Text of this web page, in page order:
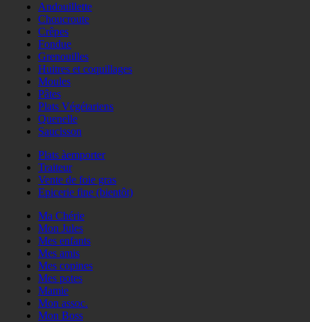
Andouillette
Choucroute
Crêpes
Fondue
Grenouilles
Huitres et coquillages
Moules
Pâtes
Plats Végétariens
Quenelle
Saucisson
Plats àemporter
Traiteur
Vente de foie gras
Epicerie fine (bientôt)
Ma Chérie
Mon Jules
Mes enfants
Mes amis
Mes copines
Mes potes
Mamie
Mon assoc.
Mon Boss